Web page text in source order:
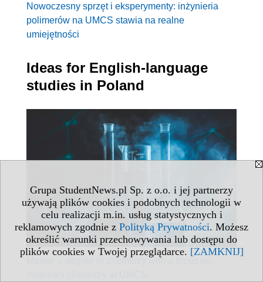
Grupa StudentNews.pl Sp. z o.o. i jej partnerzy
używają plików cookies i podobnych technologii w
celu realizacji m.in. usług statystycznych i
reklamowych zgodnie z Polityką Prywatności. Możesz
określić warunki przechowywania lub dostępu do
plików cookies w Twojej przeglądarce. [ZAMKNIJ]
Nowoczesny sprzęt i eksperymenty: inżynieria
polimerów na UMCS stawia na realne
umiejętności
Ideas for English-language
studies in Poland
Master’s degree in chemistry with a focus on